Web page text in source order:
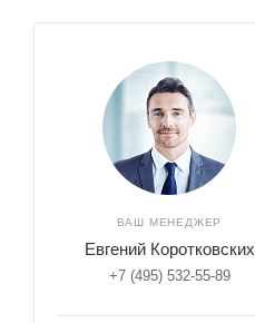
ВАШ МЕНЕДЖЕР
Евгений Коротковских
+7 (495) 532-55-89